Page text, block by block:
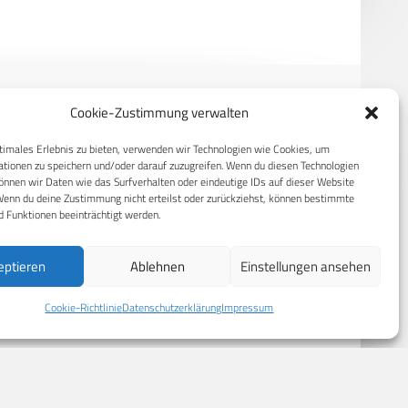
Cookie-Zustimmung verwalten
Erlebnis zu bieten, verwenden wir Technologien wie Cookies, um
zu speichern und/oder darauf zuzugreifen. Wenn du diesen Technologien
wir Daten wie das Surfverhalten oder eindeutige IDs auf dieser Website
du deine Zustimmung nicht erteilst oder zurückziehst, können bestimmte
Funktionen beeinträchtigt werden.
Ablehnen Einstellungen ansehen
Cookie-RichtlinieDatenschutzerklärungImpressum
RECHTLICHES
Datenschutzerklärung
Cookie-Richtlinie (EU)
Impressum